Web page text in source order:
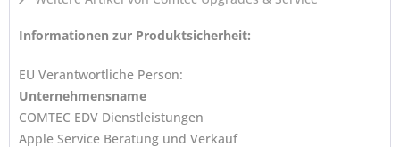
Informationen zur Produktsicherheit:
EU Verantwortliche Person:
Unternehmensname
COMTEC EDV Dienstleistungen
Apple Service Beratung und Verkauf